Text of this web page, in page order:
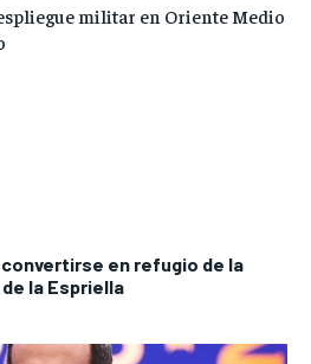
en refugio de la
la Espriella
militar en Oriente Medio